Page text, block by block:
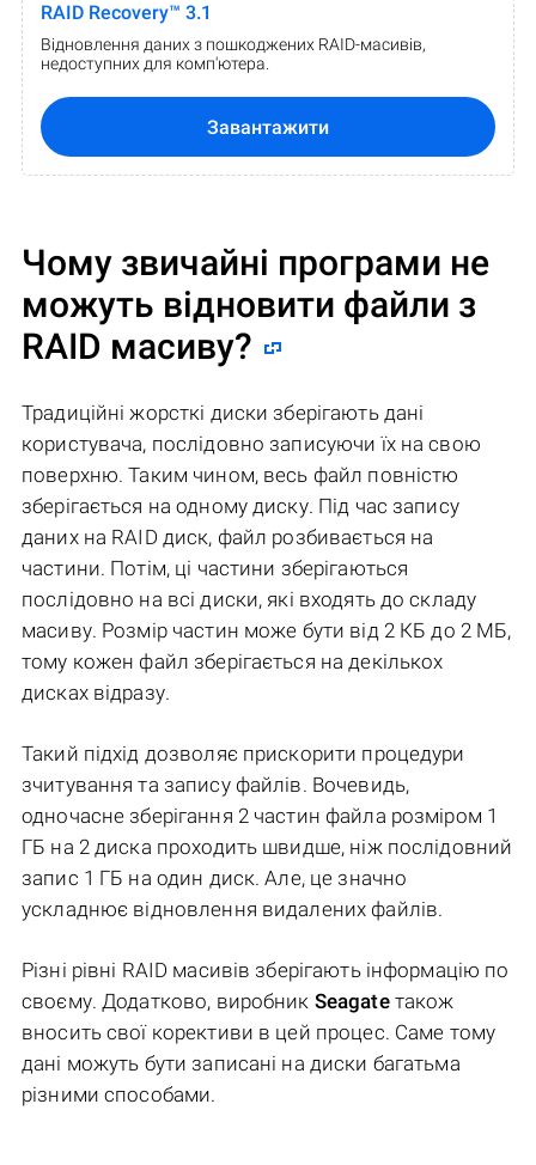
RAID Recovery™ 3.1
Відновлення даних з пошкоджених RAID-масивів,
недоступних для комп'ютера.
Завантажити
Чому звичайні програми не
можуть відновити файли з
RAID масиву?
Традиційні жорсткі диски зберігають дані
користувача, послідовно записуючи їх на свою
поверхню. Таким чином, весь файл повністю
зберігається на одному диску. Під час запису
даних на RAID диск, файл розбивається на
частини. Потім, ці частини зберігаються
послідовно на всі диски, які входять до складу
масиву. Розмір частин може бути від 2 КБ до 2 МБ,
тому кожен файл зберігається на декількох
дисках відразу.
Такий підхід дозволяє прискорити процедури
зчитування та запису файлів. Вочевидь,
одночасне зберігання 2 частин файла розміром 1
ГБ на 2 диска проходить швидше, ніж послідовний
запис 1 ГБ на один диск. Але, це значно
ускладнює відновлення видалених файлів.
Різні рівні RAID масивів зберігають інформацію по
своєму. Додатково, виробник Seagateтакож
вносить свої корективи в цей процес. Саме тому
дані можуть бути записані на диски багатьма
різними способами.